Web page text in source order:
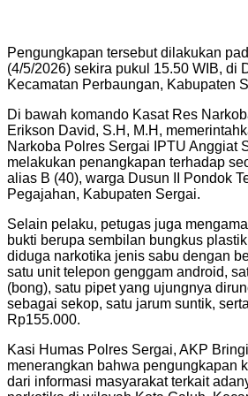
Pengungkapan tersebut dilakukan
(4/5/2026) sekira pukul 15.50 WIB, di
Kecamatan Perbaungan, Kabupaten
Di bawah komando Kasat Res
Erikson David, S.H, M.H,
Narkoba Polres Sergai IPTU Anggiat
melakukan penangkapan terhadap
alias B (40), warga Dusun II Pondok
Pegajahan, Kabupaten Sergai.
Selain pelaku, petugas juga
bukti berupa sembilan bungkus
diduga narkotika jenis sabu dengan
satu unit telepon genggam android,
(bong), satu pipet yang ujungnya
sebagai sekop, satu jarum suntik,
Rp155.000.
Kasi Humas Polres Sergai, AKP
menerangkan bahwa pengungkapan
dari informasi masyarakat terkait